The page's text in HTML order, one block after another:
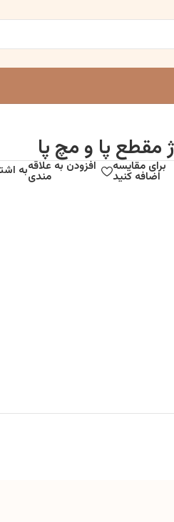
مقطع پا و مچ پا
برای مقایسه
اضافه کنید
افزودن به علاقه
مندیبه